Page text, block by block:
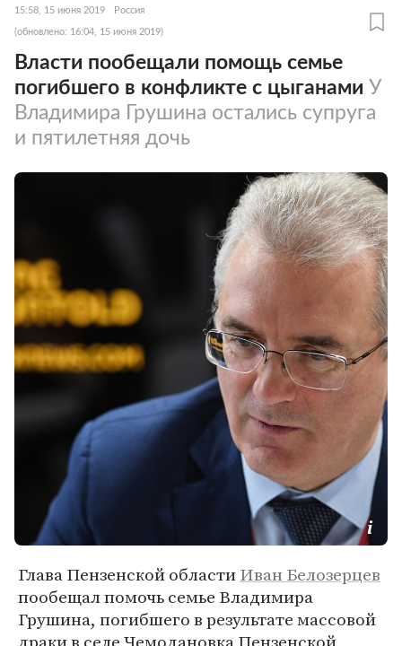
15:58, 15 июня 2019 Россия
(обновлено: 16:04, 15 июня 2019)
Власти пообещали помощь семье
погибшего в конфликте с цыганами У
Владимира Грушина остались супруга
и пятилетняя дочь
Глава Пензенской областиИван Белозерцев
пообещал помочь семье Владимира
Грушина, погибшего в результате массовой